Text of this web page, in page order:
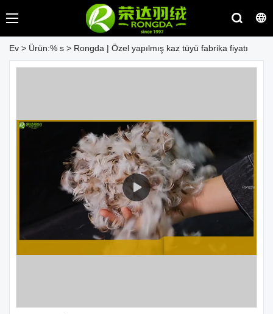
Ev > Ürün:% s > Rongda | Özel yapılmış kaz tüyü fabrika fiyatı